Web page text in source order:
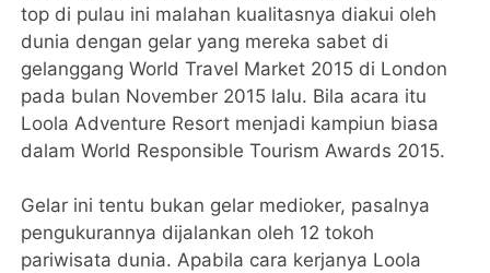
top di pulau ini malahan kualitasnya diakui oleh
dunia dengan gelar yang mereka sabet di
gelanggang World Travel Market 2015 di London
pada bulan November 2015 lalu. Bila acara itu
Loola Adventure Resort menjadi kampiun biasa
dalam World Responsible Tourism Awards 2015.
Gelar ini tentu bukan gelar medioker, pasalnya
pengukurannya dijalankan oleh 12 tokoh
pariwisata dunia. Apabila cara kerjanya Loola